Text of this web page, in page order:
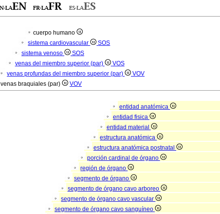
cuerpo humano
sistema cardiovascular
SOS
sistema venoso
SOS
venas del miembro superior (par)
VOS
venas profundas del miembro superior (par)
VOV
venas braquiales (par) VOV
entidad anatómica
entidad fisica
entidad material
estructura anatómica
estructura anatómica postnatal
porción cardinal de órgano
región de órgano
segmento de órgano
segmento de órgano cavo arboreo
segmento de órgano cavo vascular
segmento de órgano cavo sanguíneo